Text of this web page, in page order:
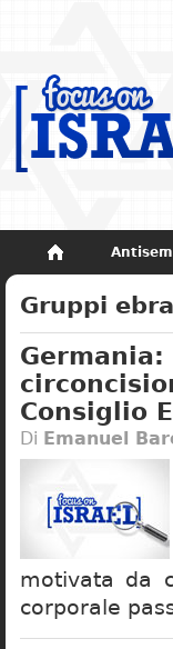
Non dimenticare
Gruppi
Consiglio
Di Emanuel
motivata da
corporale